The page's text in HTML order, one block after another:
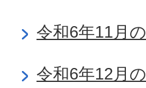
令和6年11月
令和6年12月